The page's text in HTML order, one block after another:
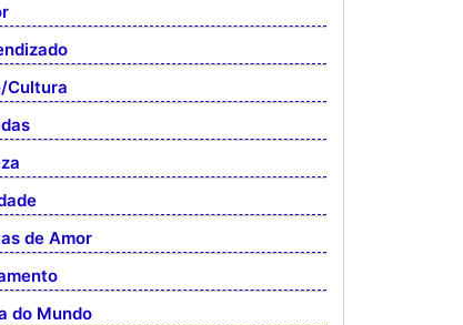
Cultura
de Amor
do Mundo